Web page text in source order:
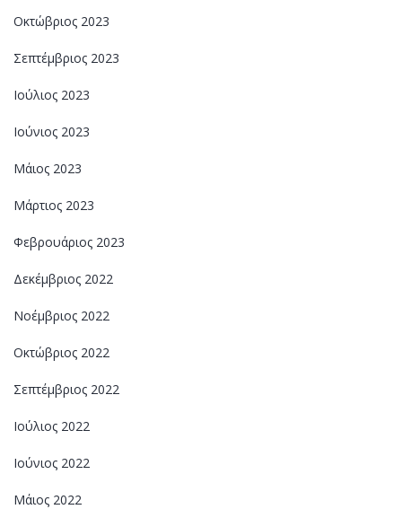
Οκτώβριος 2023
Σεπτέμβριος 2023
Ιούλιος 2023
Ιούνιος 2023
Μάιος 2023
Μάρτιος 2023
Φεβρουάριος 2023
Δεκέμβριος 2022
Νοέμβριος 2022
Οκτώβριος 2022
Σεπτέμβριος 2022
Ιούλιος 2022
Ιούνιος 2022
Μάιος 2022